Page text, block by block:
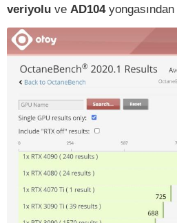
veriyolu ve AD104